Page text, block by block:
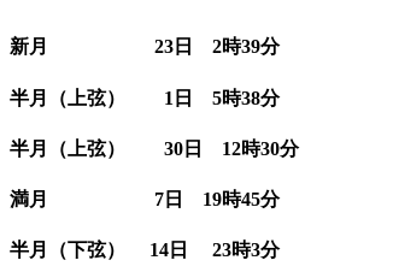
新月 23日 2時39分
半月（上弦） 1日 5時38分
半月（上弦） 30日 12時30分
満月 7日 19時45分
半月（下弦） 14日 23時3分